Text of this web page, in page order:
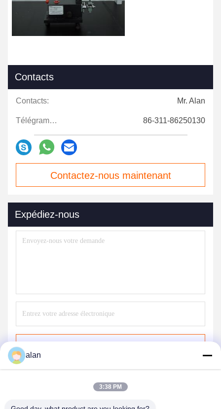
Contacts
Contacts: Mr. Alan
Télégramme: 86-311-86250130
Contactez-nous maintenant
Expédiez-nous
alan
3:38 PM